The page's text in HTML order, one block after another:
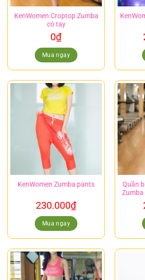
KenWomen Croptop Zumba
có tay
0₫
Mua ngay
KenWomen Zumba pants
230.000₫
Mua ngay
Quần
Zumba